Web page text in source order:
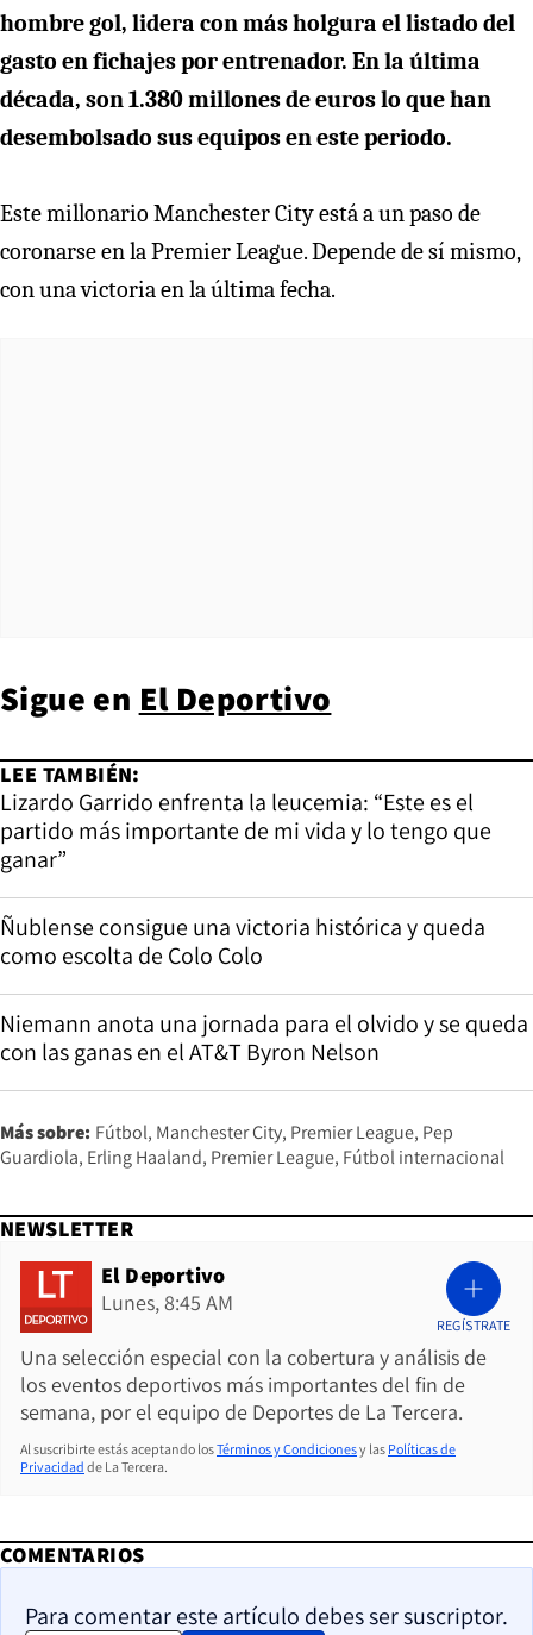
hombre gol, lidera con más holgura el listado del
gasto en fichajes por entrenador. En la última
década, son 1.380 millones de euros lo que han
desembolsado sus equipos en este periodo.
Este millonario Manchester City está a un paso de
coronarse en la Premier League. Depende de sí mismo,
con una victoria en la última fecha.
Sigue en El Deportivo
LEE TAMBIÉN:
Lizardo Garrido enfrenta la leucemia: “Este es el
partido más importante de mi vida y lo tengo que
ganar”
Ñublense consigue una victoria histórica y queda
como escolta de Colo Colo
Niemann anota una jornada para el olvido y se queda
con las ganas en el AT&T Byron Nelson
Más sobre: Fútbol Manchester City Premier League Pep
Guardiola Erling Haaland Premier League Fútbol internacional
NEWSLETTER
El Deportivo
Lunes, 8:45 AM
Una selección especial con la cobertura y análisis de
los eventos deportivos más importantes del fin de
semana, por el equipo de Deportes de La Tercera.
REGÍSTRATE
Al suscribirte estás aceptando losTérminos y Condicionesy las Políticas de
Privacidad de La Tercera.
COMENTARIOS
Para comentar este artículo debes ser suscriptor.